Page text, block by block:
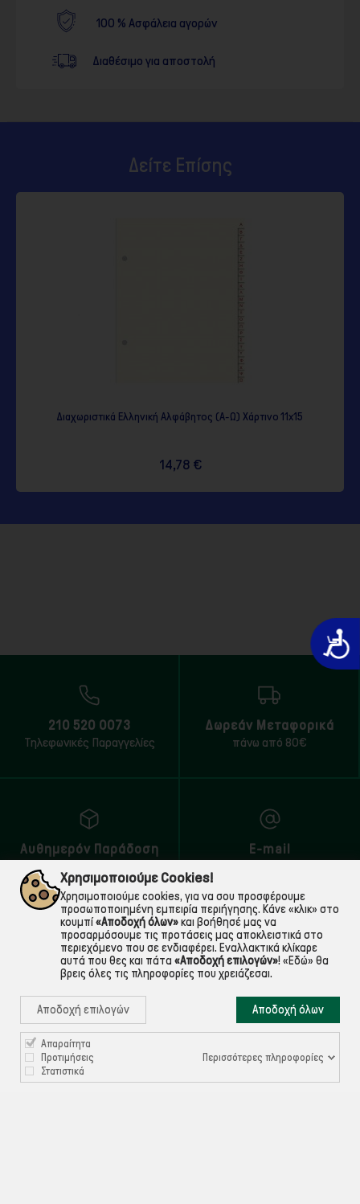
100 % Ασφάλεια αγορών
Διαθέσιμο για αποστολή
Δείτε Επίσης
Διαχωριστικά Ελληνική Αλφάβητος (Α-Ω) Χάρτινο 11x15
14,78 €
210 520 0073
Τηλεφωνικές Παραγγελίες
Δωρεάν Μεταφορικά
πάνω από 80€
Αυθημερόν Παράδοση E-mail
ΠΛΗΡΟΦΟΡΙΕΣ
ΧΡΉΣΙΜΑ
Χρησιμοποιούμε Cookies!
Χρησιμοποιούμε cookies, για να σου προσφέρουμε
προσωποποιημένη εμπειρία περιήγησης. Κάνε «κλικ» στο
κουμπί«Αποδοχή όλων»και βοήθησέ μας να
προσαρμόσουμε τις προτάσεις μας αποκλειστικά στο
περιεχόμενο που σε ενδιαφέρει. Εναλλακτικά κλίκαρε
αυτά που θες και πάτα «Αποδοχή επιλογών»! «Εδώ» θα
βρεις όλες τις πληροφορίες που χρειάζεσαι.
Αποδοχή επιλογών Αποδοχή όλων
Απαραίτητα
Προτιμήσεις
Στατιστικά
Περισσότερες πληροφορίες